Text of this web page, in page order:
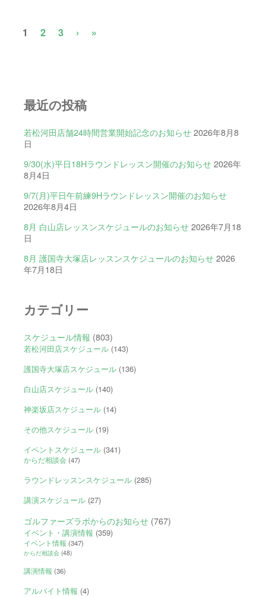
1 2 3 › »
最近の投稿
若松河田店舗24時間営業開始記念のお知らせ 2026年8月8
日
9/30(水)平日18Hラウンドレッスン開催のお知らせ 2026年
8月4日
9/7(月)平日午前練9Hラウンドレッスン開催のお知らせ
2026年8月4日
8月 白山店レッスンスケジュールのお知らせ 2026年7月18
日
8月 護国寺大塚店レッスンスケジュールのお知らせ 2026
年7月18日
カテゴリー
スケジュール情報 (803)
若松河田店スケジュール(143)
護国寺大塚店スケジュール(136)
白山店スケジュール(140)
神楽坂店スケジュール(14)
その他スケジュール(19)
イベントスケジュール(341)
からだ相談会(47)
ラウンドレッスンスケジュール(285)
講演スケジュール(27)
ゴルファーズラボからのお知らせ(767)
イベント・講演情報 (359)
イベント情報 (347)
からだ相談会(48)
講演情報 (36)
アルバイト情報 (4)